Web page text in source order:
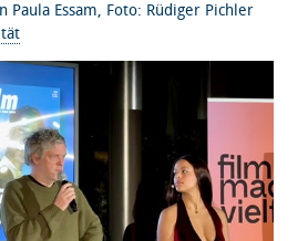
Essam, Foto: Rüdiger Pichler